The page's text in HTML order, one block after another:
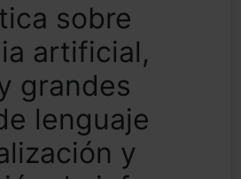
sobre
artificial,
grandes
lenguaje
y